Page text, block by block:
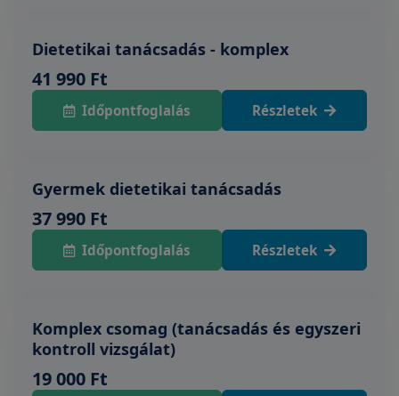
Dietetikai tanácsadás - komplex
41 990 Ft
Időpontfoglalás Részletek
Gyermek dietetikai tanácsadás
37 990 Ft
Időpontfoglalás Részletek
Komplex csomag (tanácsadás és egyszeri
kontroll vizsgálat)
19 000 Ft